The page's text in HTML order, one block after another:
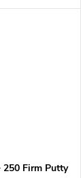
Firm Putty